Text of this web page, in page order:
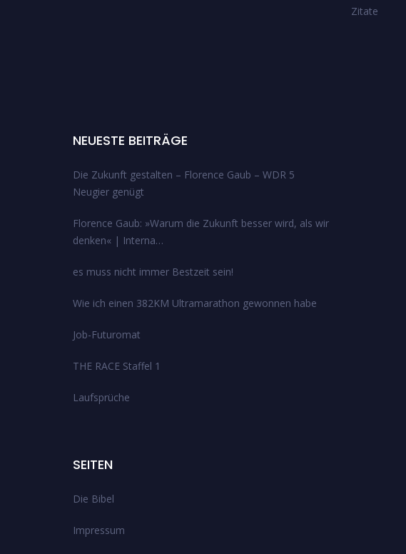
Zitate
NEUESTE BEITRÄGE
Die Zukunft gestalten – Florence Gaub – WDR 5
Neugier genügt
Florence Gaub: »Warum die Zukunft besser wird, als wir
denken« | Interna…
es muss nicht immer Bestzeit sein!
Wie ich einen 382KM Ultramarathon gewonnen habe
Job-Futuromat
THE RACE Staffel 1
Laufsprüche
SEITEN
Die Bibel
Impressum